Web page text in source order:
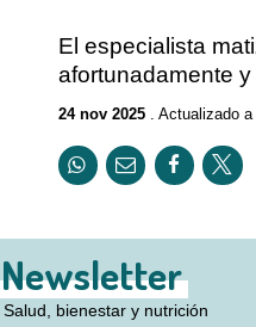
El especialista
afortunadamente
24 nov 2025. Actualizado a
Newsletter
Salud, bienestar y nutrición